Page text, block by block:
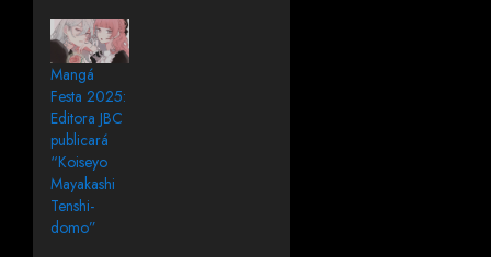
Mangá
Festa 2025:
Editora JBC
publicará
“Koiseyo
Mayakashi
Tenshi-
domo”